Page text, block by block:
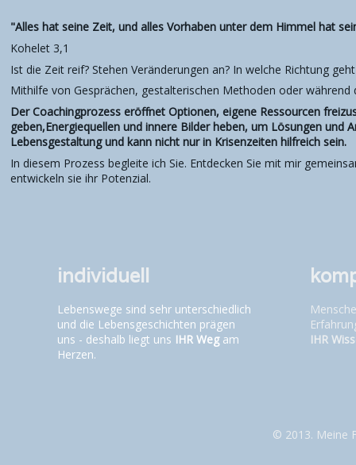
"Alles hat seine Zeit, und alles Vorhaben unter dem Himmel hat
Kohelet 3,1
Ist die Zeit reif? Stehen Veränderungen an? In welche Richtung
Mithilfe von Gesprächen, gestalterischen Methoden oder während
Der Coachingprozess eröffnet Optionen, eigene Ressourcen
geben,Energiequellen und innere Bilder heben, um Lösungen
Lebensgestaltung und kann nicht nur in Krisenzeiten hilfreich sein.
In diesem Prozess begleite ich Sie. Entdecken Sie mit mir
entwickeln sie ihr Potenzial.
individuell
Lebenswege sind sehr unterschiedlich
und die Lebensgeschichten prägen
uns - deshalb liegt uns IHR Wegam
Herzen.
IHR
© 2013. Meine